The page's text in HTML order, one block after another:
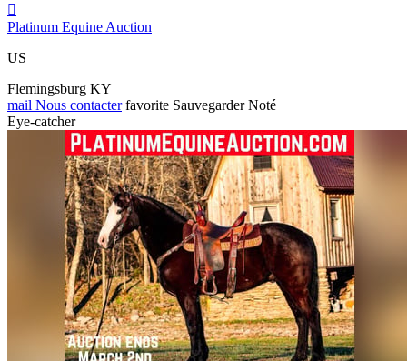

Platinum Equine Auction
US
Flemingsburg KY
mail Nous contacter favorite Sauvegarder Noté
Eye-catcher